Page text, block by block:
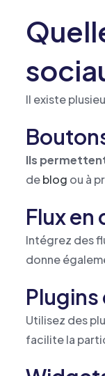
Il existe
Ils
deblog ou à
Flux en
Intégrez des
donne
Utilisez des
facilite la